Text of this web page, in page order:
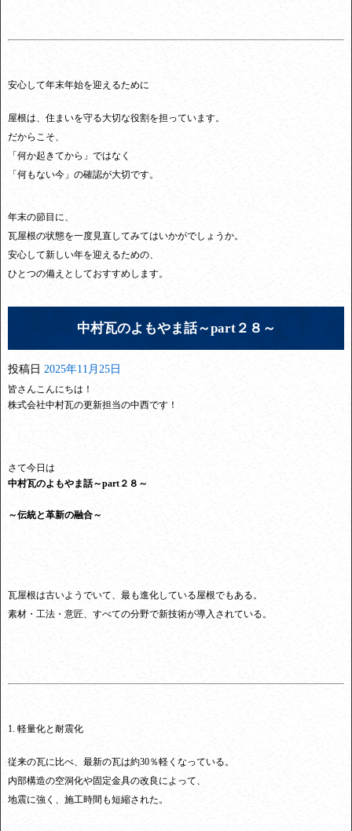
安心して年末年始を迎えるために
屋根は、住まいを守る大切な役割を担っています。
だからこそ、
「何か起きてから」ではなく
「何もない今」の確認が大切です。
年末の節目に、
瓦屋根の状態を一度見直してみてはいかがでしょうか。
安心して新しい年を迎えるための、
ひとつの備えとしておすすめします。
中村瓦のよもやま話～part２８～
投稿日 2025年11月25日
皆さんこんにちは！
株式会社中村瓦の更新担当の中西です！
さて今日は
中村瓦のよもやま話～part２８～
～伝統と革新の融合～
瓦屋根は古いようでいて、最も進化している屋根でもある。
素材・工法・意匠、すべての分野で新技術が導入されている。
1. 軽量化と耐震化
従来の瓦に比べ、最新の瓦は約30％軽くなっている。
内部構造の空洞化や固定金具の改良によって、
地震に強く、施工時間も短縮された。